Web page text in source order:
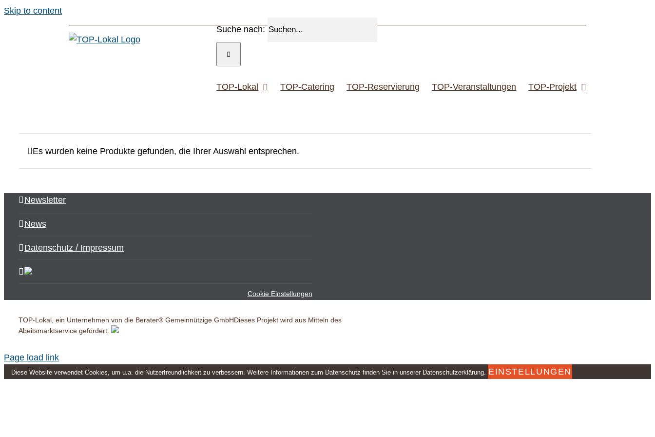
Skip to content
Suche nach:
TOP-Lokal TOP-Catering TOP-Reservierung TOP-Veranstaltungen TOP-Projekt
Es wurden keine Produkte gefunden, die Ihrer Auswahl entsprechen.
Newsletter
News
Datenschutz / Impressum
Cookie Einstellungen
TOP-Lokal, ein Unternehmen von die Berater® Gemeinnützige GmbHDieses Projekt wird aus Mitteln des
Abeitsmarktservice gefördert.
Page load link
Diese Website verwendet Cookies, um u.a. die Nutzerfreundlichkeit zu verbessern. Weitere Informationen zum Datenschutz finden Sie in unserer Datenschutzerklärung. EINSTELLUNGEN